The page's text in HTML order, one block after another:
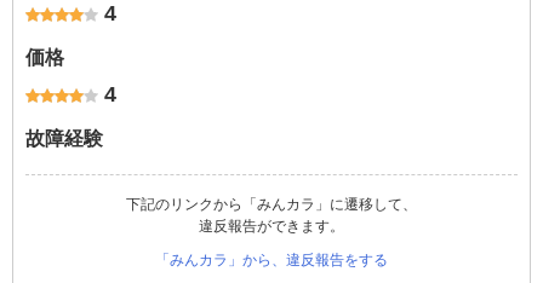
4
価格
4
故障経験
下記のリンクから「みんカラ」に遷移して、
違反報告ができます。
「みんカラ」から、違反報告をする